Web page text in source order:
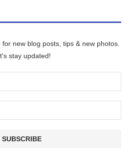
new blog posts, tips & new photos.
stay updated!